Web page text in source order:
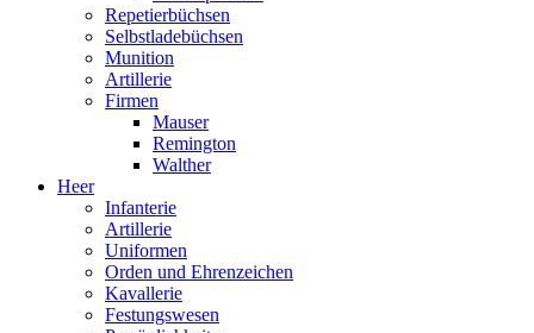
Repetierbüchsen
Selbstladebüchsen
Munition
Artillerie
Firmen
Mauser
Remington
Walther
Heer
Infanterie
Artillerie
Uniformen
Orden und Ehrenzeichen
Kavallerie
Festungswesen